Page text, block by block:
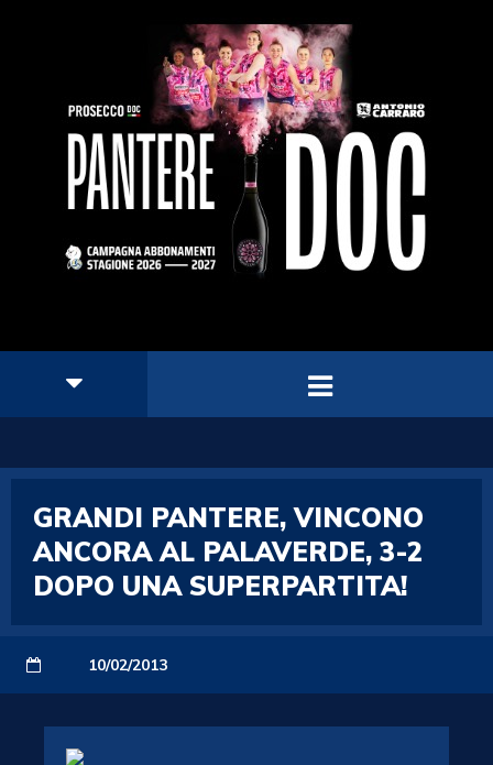
GRANDI PANTERE, VINCONO
ANCORA AL PALAVERDE, 3-2
DOPO UNA SUPERPARTITA!
10/02/2013